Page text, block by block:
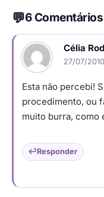
6 Comentários
Célia
27/07/
Esta não percebi!
procedimento, ou
muito burra, como
Responder